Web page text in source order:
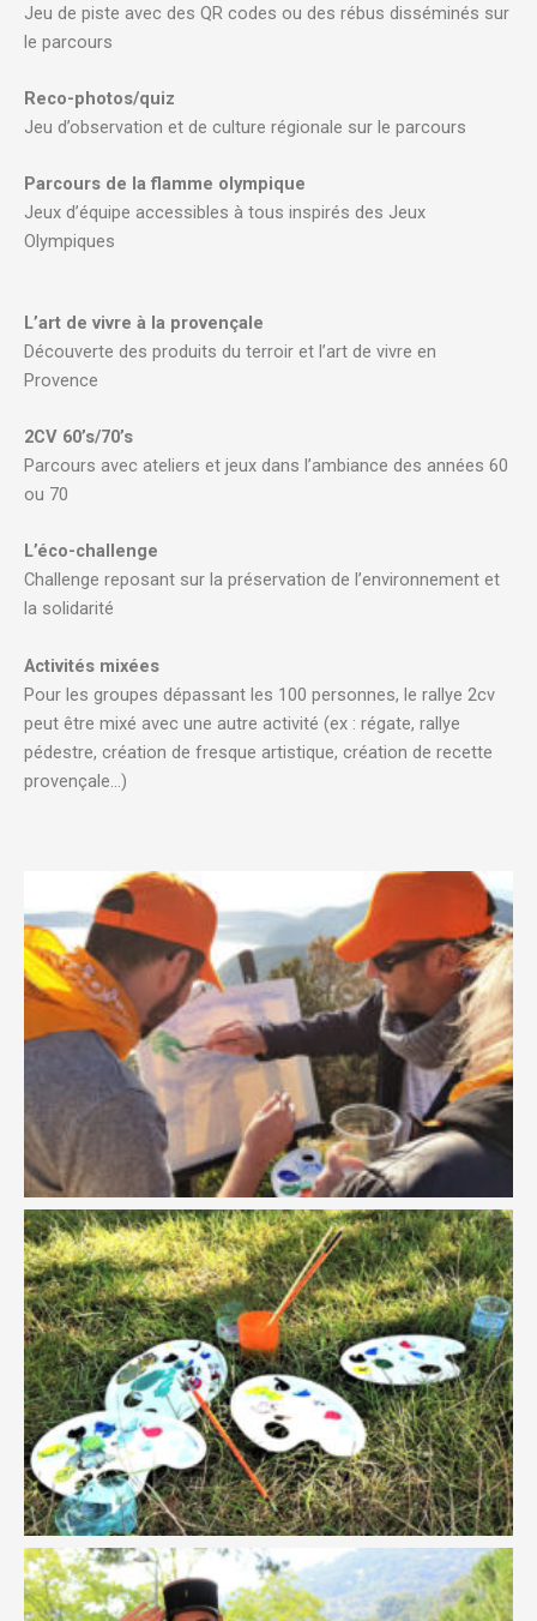
Jeu de piste avec des QR codes ou des rébus disséminés sur
le parcours
Reco-photos/quiz
Jeu d’observation et de culture régionale sur le parcours
Parcours de la flamme olympique
Jeux d’équipe accessibles à tous inspirés des Jeux
Olympiques
L’art de vivre à la provençale
Découverte des produits du terroir et l’art de vivre en
Provence
2CV 60’s/70’s
Parcours avec ateliers et jeux dans l’ambiance des années 60
ou 70
L’éco-challenge
Challenge reposant sur la préservation de l’environnement et
la solidarité
Activités mixées
Pour les groupes dépassant les 100 personnes, le rallye 2cv
peut être mixé avec une autre activité (ex : régate, rallye
pédestre, création de fresque artistique, création de recette
provençale…)